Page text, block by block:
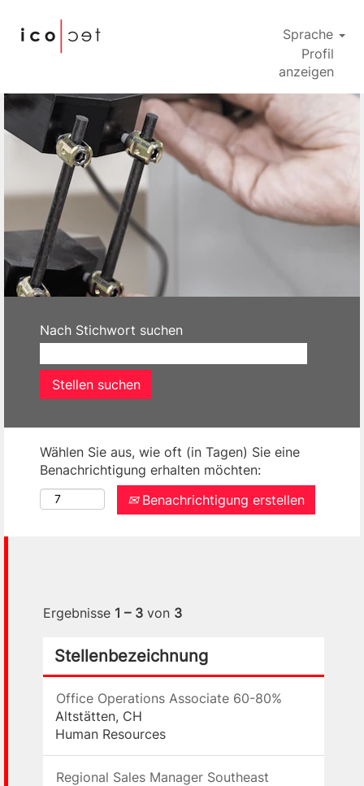
Sprache
Profil
anzeigen
icotec
Nach Stichwort suchen
Wählen Sie aus, wie oft (in Tagen) Sie eine
Benachrichtigung erhalten möchten:
Benachrichtigung erstellen
Ergebnisse 1 – 3 von 3
Stellenbezeichnung
Office Operations Associate 60-80%
Altstätten, CH
Human Resources
Regional Sales Manager Southeast